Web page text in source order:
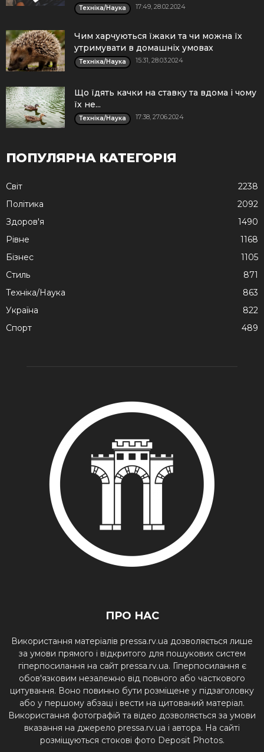
Техніка/Наука 17:49, 28.02.2024
Чим харчуються їжаки та чи можна їх
утримувати в домашніх умовах
Техніка/Наука 15:31, 28.03.2024
Що їдять качки на ставку та вдома і чому
їх не...
Техніка/Наука 17:38, 27.06.2024
ПОПУЛЯРНА КАТЕГОРІЯ
Cвіт
2238
Політика
2092
Здоров'я
1490
Рівне
1168
Бізнес
1105
Стиль
871
Техніка/Наука
863
Україна
822
Спорт
489
ПРО НАС
Використання матеріалів pressa.rv.ua дозволяється лише
за умови прямого і відкритого для пошукових систем
гіперпосилання на сайт pressa.rv.ua. Гіперпосилання є
обов'язковим незалежно від повного або часткового
цитування. Воно повинно бути розміщене у підзаголовку
або у першому абзаці і вести на цитований матеріал.
Використання фотографій та відео дозволяється за умови
вказання на джерело pressa.rv.ua і автора. На сайті
розміщуються стокові фото Deposit Photos.